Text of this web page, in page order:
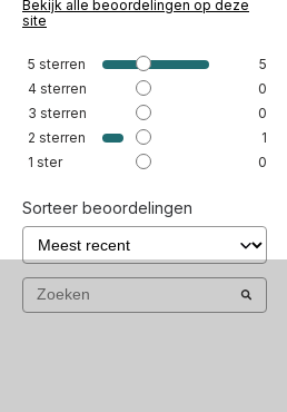
Bekijk alle beoordelingen op deze
site
5 sterren
5
4 sterren
0
3 sterren
0
2 sterren
1
1 ster 0
Sorteer beoordelingen